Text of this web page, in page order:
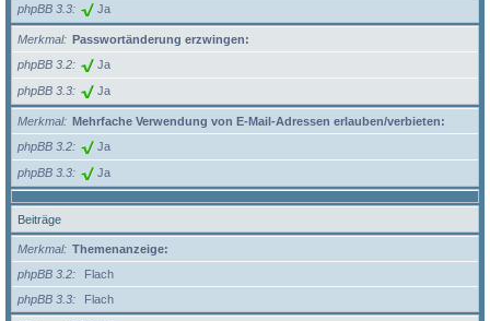
phpBB 3.3 Ja
Merkmal
Passwortänderung erzwingen:
phpBB 3.2
Ja
phpBB 3.3 Ja
Merkmal
Mehrfache Verwendung von E-Mail-Adressen erlauben/verbieten:
phpBB 3.2
Ja
phpBB 3.3 Ja
Beiträge
Merkmal
Themenanzeige:
phpBB 3.2
Flach
phpBB 3.3
Flach